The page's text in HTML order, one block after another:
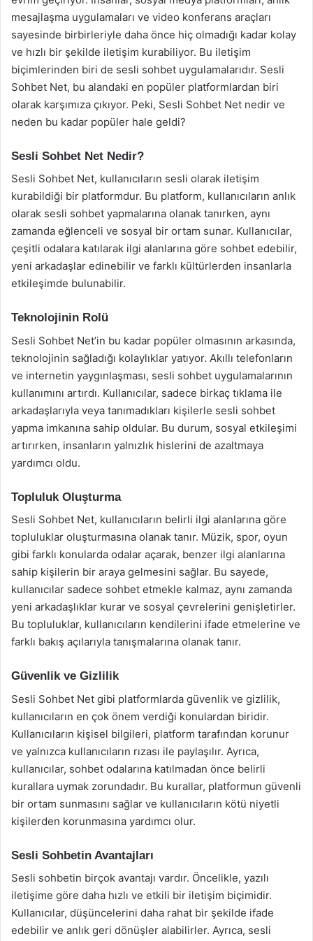
mesajlaşma uygulamaları ve video konferans araçları
sayesinde birbirleriyle daha önce hiç olmadığı kadar kolay
ve hızlı bir şekilde iletişim kurabiliyor. Bu iletişim
biçimlerinden biri de sesli sohbet uygulamalarıdır. Sesli
Sohbet Net, bu alandaki en popüler platformlardan biri
olarak karşımıza çıkıyor. Peki, Sesli Sohbet Net nedir ve
neden bu kadar popüler hale geldi?
Sesli Sohbet Net Nedir?
Sesli Sohbet Net, kullanıcıların sesli olarak iletişim
kurabildiği bir platformdur. Bu platform, kullanıcıların anlık
olarak sesli sohbet yapmalarına olanak tanırken, aynı
zamanda eğlenceli ve sosyal bir ortam sunar. Kullanıcılar,
çeşitli odalara katılarak ilgi alanlarına göre sohbet edebilir,
yeni arkadaşlar edinebilir ve farklı kültürlerden insanlarla
etkileşimde bulunabilir.
Teknolojinin Rolü
Sesli Sohbet Net’in bu kadar popüler olmasının arkasında,
teknolojinin sağladığı kolaylıklar yatıyor. Akıllı telefonların
ve internetin yaygınlaşması, sesli sohbet uygulamalarının
kullanımını artırdı. Kullanıcılar, sadece birkaç tıklama ile
arkadaşlarıyla veya tanımadıkları kişilerle sesli sohbet
yapma imkanına sahip oldular. Bu durum, sosyal etkileşimi
artırırken, insanların yalnızlık hislerini de azaltmaya
yardımcı oldu.
Topluluk Oluşturma
Sesli Sohbet Net, kullanıcıların belirli ilgi alanlarına göre
topluluklar oluşturmasına olanak tanır. Müzik, spor, oyun
gibi farklı konularda odalar açarak, benzer ilgi alanlarına
sahip kişilerin bir araya gelmesini sağlar. Bu sayede,
kullanıcılar sadece sohbet etmekle kalmaz, aynı zamanda
yeni arkadaşlıklar kurar ve sosyal çevrelerini genişletirler.
Bu topluluklar, kullanıcıların kendilerini ifade etmelerine ve
farklı bakış açılarıyla tanışmalarına olanak tanır.
Güvenlik ve Gizlilik
Sesli Sohbet Net gibi platformlarda güvenlik ve gizlilik,
kullanıcıların en çok önem verdiği konulardan biridir.
Kullanıcıların kişisel bilgileri, platform tarafından korunur
ve yalnızca kullanıcıların rızası ile paylaşılır. Ayrıca,
kullanıcılar, sohbet odalarına katılmadan önce belirli
kurallara uymak zorundadır. Bu kurallar, platformun güvenli
bir ortam sunmasını sağlar ve kullanıcıların kötü niyetli
kişilerden korunmasına yardımcı olur.
Sesli Sohbetin Avantajları
Sesli sohbetin birçok avantajı vardır. Öncelikle, yazılı
iletişime göre daha hızlı ve etkili bir iletişim biçimidir.
Kullanıcılar, düşüncelerini daha rahat bir şekilde ifade
edebilir ve anlık geri dönüşler alabilirler. Ayrıca, sesli